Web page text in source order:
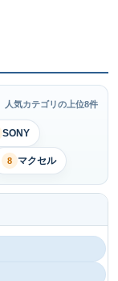
人気カテゴリの上位8件
SONY
8 マクセル